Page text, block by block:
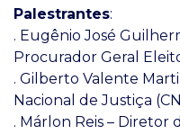
Palestrantes:
. Eugênio José
Procurador Geral
. Gilberto Valente
Nacional de Justiça
. Márlon Reis – Diretor